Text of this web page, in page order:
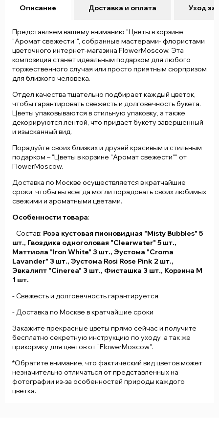
Описание Доставка и оплата Уход за
Представляем вашему вниманию "Цветы в корзине
"Аромат свежести"", собранные мастерами- флористами
цветочного интернет-магазина FlowerMoscow. Эта
композиция станет идеальным подарком для любого
торжественного случая или просто приятным сюрпризом
для близкого человека.
Отдел качества тщательно подбирает каждый цветок,
чтобы гарантировать свежесть и долговечность букета.
Цветы упаковываются в стильную упаковку, а также
декорируются лентой, что придает букету завершенный
и изысканный вид.
Порадуйте своих близких и друзей красивым и стильным
подарком – "Цветы в корзине "Аромат свежести"" от
FlowerMoscow.
Доставка по Москве осуществляется в кратчайшие
сроки, чтобы вы всегда могли порадовать своих любимых
свежими и ароматными цветами.
Особенности товара:
- Состав: Роза кустовая пионовидная "Misty Bubbles" 5
шт., Гвоздика одноголовая "Clearwater" 5 шт.,
Маттиола "Iron White" 3 шт., Эустома "Croma
Lavander" 3 шт., Эустома Rosi Rose Pink 2 шт.,
Эвкалипт "Cinerea" 3 шт., Фисташка 3 шт., Корзина M
1 шт.
- Свежесть и долговечность гарантируется
- Доставка по Москве в кратчайшие сроки
Закажите прекрасные цветы прямо сейчас и получите
бесплатно секретную инструкцию по уходу ,а так же
прикормку для цветов от "FlowerMoscow".
*Обратите внимание, что фактический вид цветов может
незначительно отличаться от представленных на
фотографии из-за особенностей природы каждого
цветка.